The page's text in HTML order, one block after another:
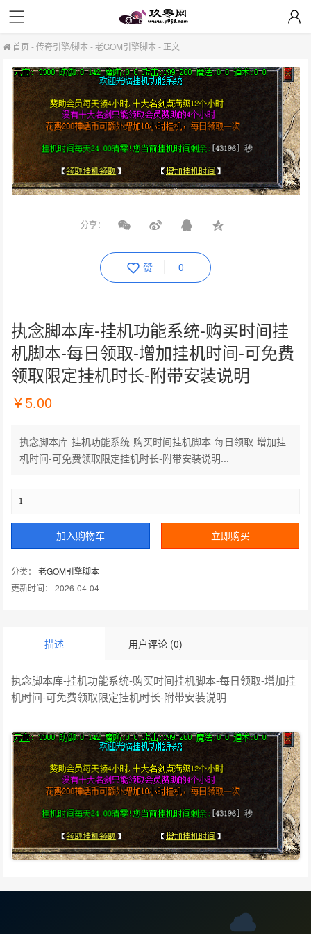
首页 -传奇引擎/脚本-老GOM引擎脚本- 正文
分享：
赞 0
执念脚本库-挂机功能系统-购买时间挂
机脚本-每日领取-增加挂机时间-可免费
领取限定挂机时长-附带安装说明
￥5.00
执念脚本库-挂机功能系统-购买时间挂机脚本-每日领取-增加挂
机时间-可免费领取限定挂机时长-附带安装说明...
加入购物车 立即购买
分类：老GOM引擎脚本
更新时间： 2026-04-04
描述 用户评论 (0)
执念脚本库-挂机功能系统-购买时间挂机脚本-每日领取-增加挂
机时间-可免费领取限定挂机时长-附带安装说明